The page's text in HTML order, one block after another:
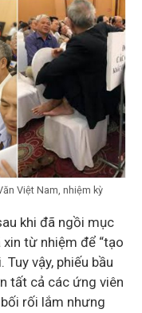
Việt Nam, nhiệm kỳ
khi đã ngồi mục
từ nhiệm để “tạo
vậy, phiếu bầu
tất cả các ứng viên
rối lắm nhưng